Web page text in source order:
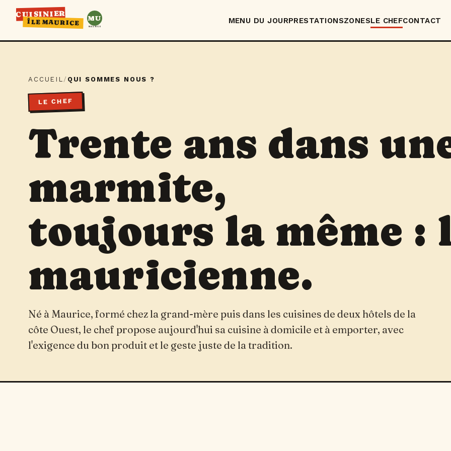
CUISINIER
ÎLE MAURICE MU
MAURICE
MENU DU JOURPRESTATIONSZONESLE CHEFCONTACT
ACCUEIL / QUI SOMMES NOUS ?
LE CHEF
Trente ans dans
marmite,
toujours la même :
mauricienne.
Né à Maurice, formé chez la grand-mère puis dans les cuisines de deux hôtels de la
côte Ouest, le chef propose aujourd'hui sa cuisine à domicile et à emporter, avec
l'exigence du bon produit et le geste juste de la tradition.